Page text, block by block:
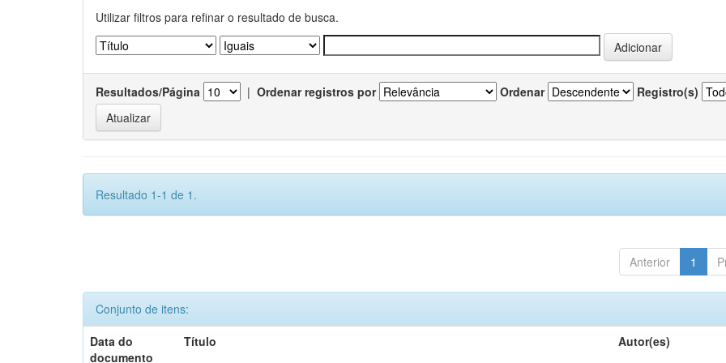
Utilizar filtros para refinar o resultado de busca.
Resultados/Página | Ordenar registros por Ordenar Registro(s)
Resultado 1-1 de 1.
Anterior 1
Conjunto de itens:
Data do
documento
Título Autor(es)